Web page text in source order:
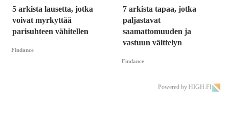
5 arkista lausetta, jotka
voivat myrkyttää
parisuhteen vähitellen
Findance
7 arkista tapaa, jotka
paljastavat
saamattomuuden ja
vastuun välttelyn
Findance
Powered by HIGH.FI